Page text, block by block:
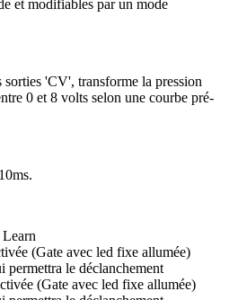
et modifiables par un mode
'CV', transforme la pression
0 et 8 volts selon une courbe pré-
(Gate avec led fixe allumée)
permettra le déclanchement
(Gate avec led fixe allumée)